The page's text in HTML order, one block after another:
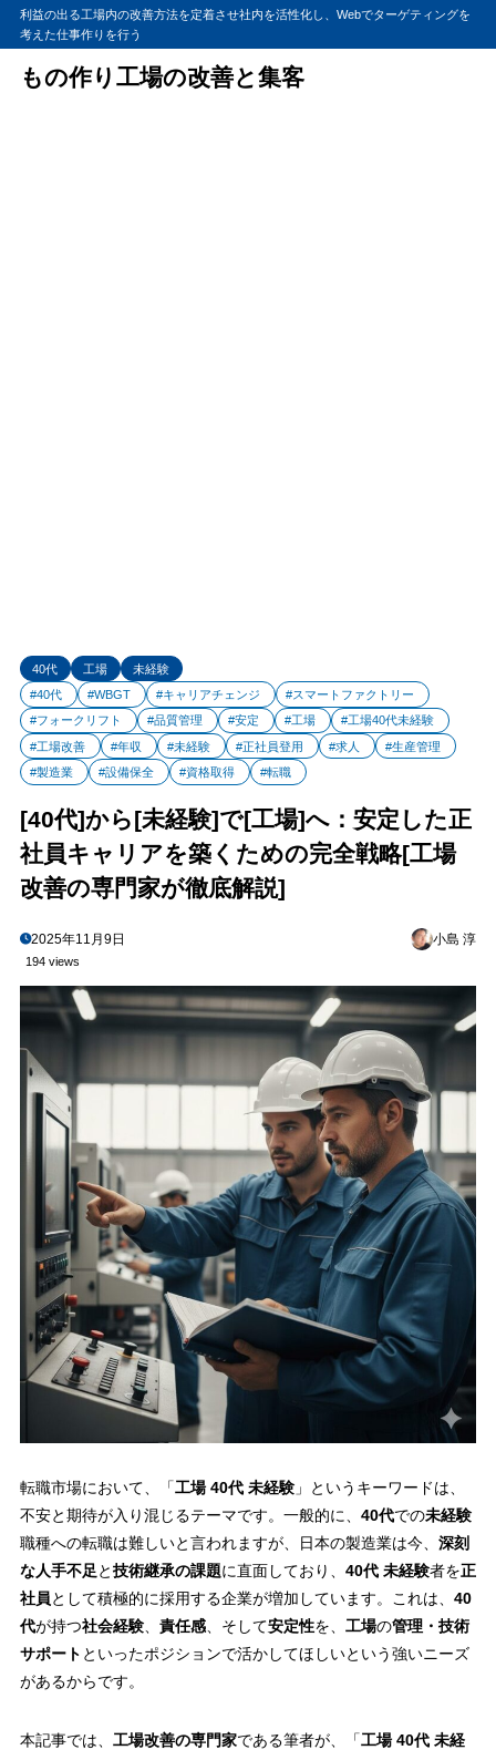
利益の出る工場内の改善方法を定着させ社内を活性化し、Webでターゲティングを
考えた仕事作りを行う
もの作り工場の改善と集客
40代 工場
未経験
#40代
#WBGT #キャリアチェンジ
#スマートファクトリー
#フォークリフト
#品質管理 #安定 #工場
#工場40代未経験
#工場改善
#年収 #未経験 #正社員登用 #求人
#生産管理
#製造業
#設備保全 #資格取得 #転職
[40代]から[未経験]で[工場]へ：安定した正
社員キャリアを築くための完全戦略[工場
改善の専門家が徹底解説]
2025年11月9日 小島 淳
194 views
転職市場において、「工場 40代 未経験」というキーワードは、
不安と期待が入り混じるテーマです。一般的に、 40代での未経験
職種への転職は難しいと言われますが、日本の製造業は今、 深刻
な人手不足と技術継承の課題に直面しており、 40代 未経験者を正
社員として積極的に採用する企業が増加しています。これは、 40
代が持つ社会経験、 責任感、そして安定性を、 工場の管理・技術
サポート といったポジションで活かしてほしいという強いニーズ
があるからです。
本記事では、 工場改善の専門家である筆者が、「工場 40代 未経